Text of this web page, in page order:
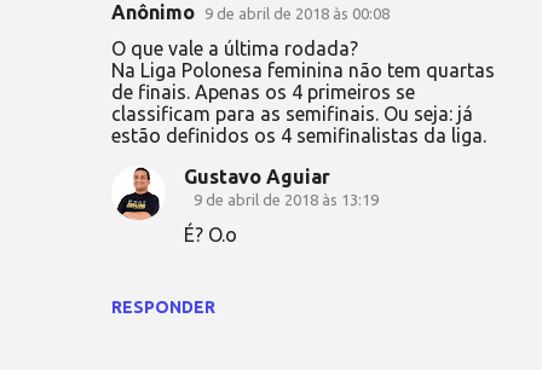
Anônimo 9 de abril de 2018 às 00:08
O que vale a última rodada?
Na Liga Polonesa feminina não tem quartas
de finais. Apenas os 4 primeiros se
classificam para as semifinais. Ou seja: já
estão definidos os 4 semifinalistas da liga.
RESPONDER
Gustavo Aguiar
9 de abril de 2018 às 13:19
É? O.o